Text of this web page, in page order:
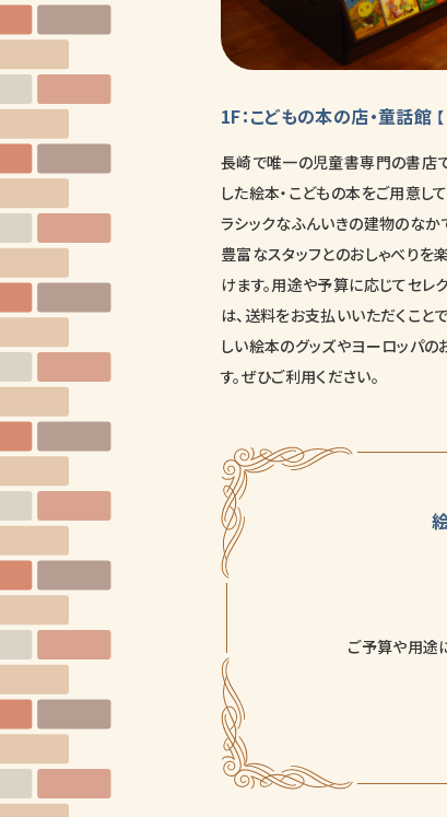
1F：こどもの本の店・童話館
長崎で唯一の児童書専門の書店
した絵本・こどもの本をご用意し
ラシックなふんいきの建物のなか
豊富なスタッフとのおしゃべりを
けます。用途や予算に応じてセレ
は、送料をお支払いいただくこと
しい絵本のグッズやヨーロッパの
す。ぜひご利用ください。
ご予算や用途